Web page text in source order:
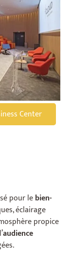
Center
pour lebien-
éclairage
propice
audience